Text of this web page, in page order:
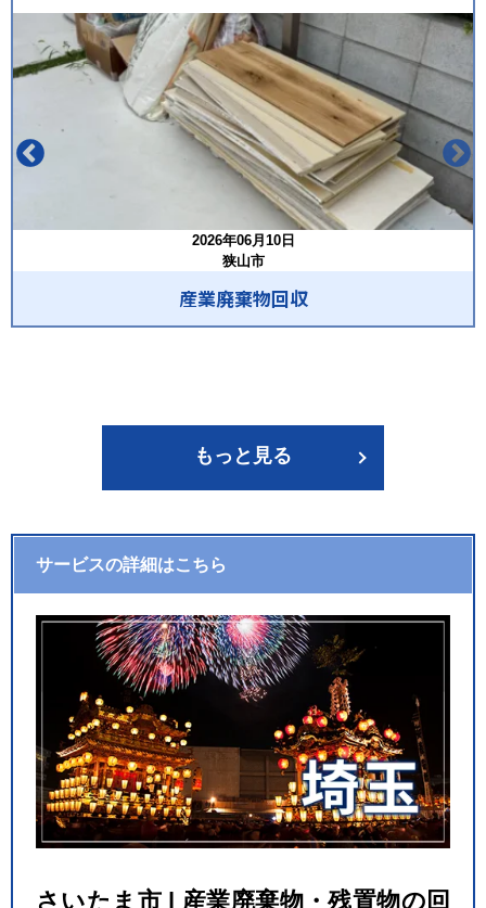
2026年06月10日
狭山市
産業廃棄物回収
もっと見る
サービスの詳細はこちら
さいたま市 | 産業廃棄物・残置物の回